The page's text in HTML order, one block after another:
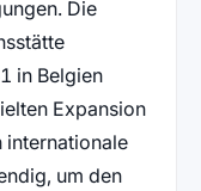
Die
in Belgien
Expansion
internationale
um den